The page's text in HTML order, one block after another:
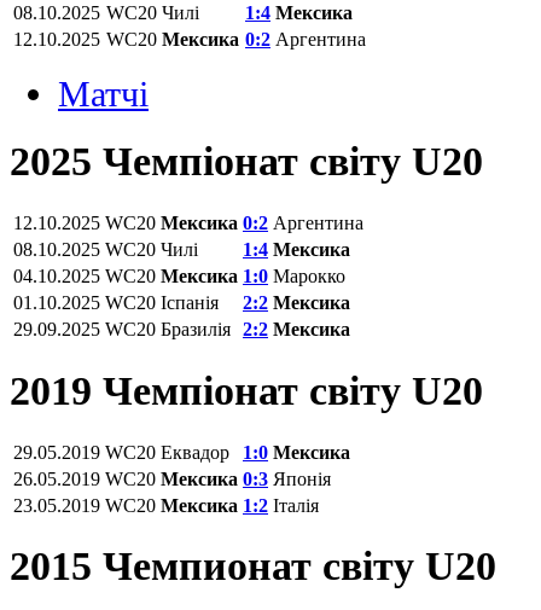
08.10.2025 WC20 Чилі 1:4 Мексика
12.10.2025 WC20 Мексика 0:2 Аргентина
Матчi
2025 Чемпіонат світу U20
12.10.2025 WC20 Мексика 0:2 Аргентина
08.10.2025 WC20 Чилі 1:4 Мексика
04.10.2025 WC20 Мексика 1:0 Марокко
01.10.2025 WC20 Іспанія 2:2 Мексика
29.09.2025 WC20 Бразилія 2:2 Мексика
2019 Чемпіонат світу U20
29.05.2019 WC20 Еквадор 1:0 Мексика
26.05.2019 WC20 Мексика 0:3 Японія
23.05.2019 WC20 Мексика 1:2 Італія
2015 Чемпионат світу U20